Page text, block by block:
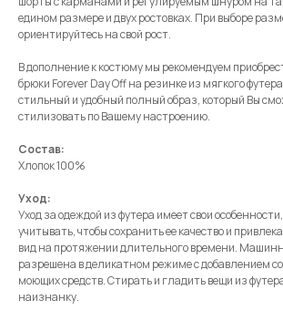
едином размере и двух ростовках. При выборе
ориентируйтесь на свой рост.
В дополнение к костюму мы рекомендуем
брюки Forever Day Off на резинке из мягкого
стильный и удобный полный образ, который Вы
стилизовать по Вашему настроению.
Состав:
Хлопок 100%
Уход:
Уход за одеждой из футера имеет свои
учитывать, чтобы сохранить ее качество и
вид на протяжении длительного времени.
разрешена в деликатном режиме с добавлением
моющих средств. Стирать и гладить вещи из
наизнанку.